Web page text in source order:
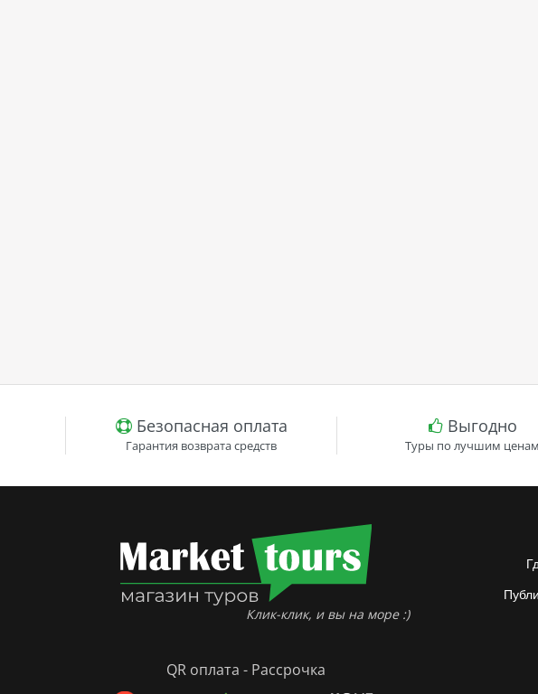
Безопасная оплата
Гарантия возврата средств
Выгодно
Туры по лучшим ценам
Клик-клик, и вы на море :)
QR оплата - Рассрочка